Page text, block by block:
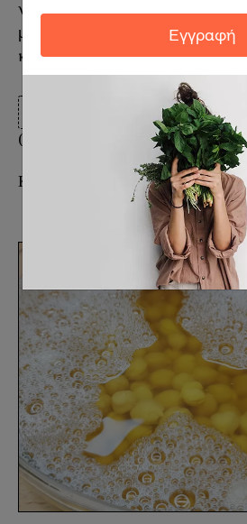
νερό μεταμορφώνεται σε
μπορούμε να την
κουζίνα μας;
Vegan Διατροφή + Υγεία
07/02/2025
Κείμενο από: Vegan Mama
Εγγραφή